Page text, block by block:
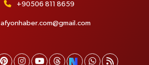
+90506 811 8659
afyonhaber.com@gmail.com